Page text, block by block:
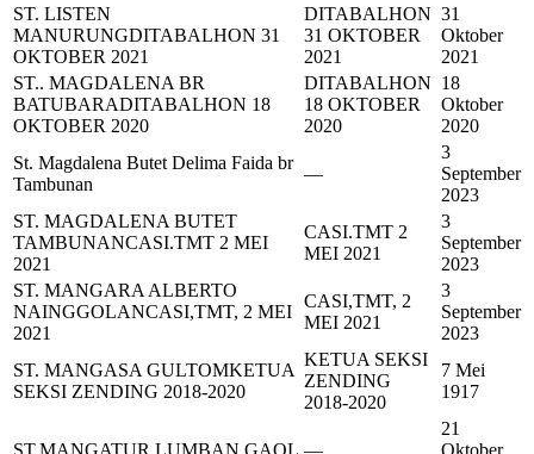
ST. LISTEN
MANURUNGDITABALHON 31
OKTOBER 2021
DITABALHON
31 OKTOBER
2021
31
Oktober
2021
ST.. MAGDALENA BR
BATUBARADITABALHON 18
OKTOBER 2020
DITABALHON
18 OKTOBER
2020
18
Oktober
2020
St. Magdalena Butet Delima Faida br
Tambunan
—
3
September
2023
ST. MAGDALENA BUTET
TAMBUNANCASI.TMT 2 MEI
2021
CASI.TMT 2
MEI 2021
3
September
2023
ST. MANGARA ALBERTO
NAINGGOLANCASI,TMT, 2 MEI
2021
CASI,TMT, 2
MEI 2021
3
September
2023
ST. MANGASA GULTOMKETUA
SEKSI ZENDING 2018-2020
KETUA SEKSI
ZENDING
2018-2020
7 Mei
1917
21